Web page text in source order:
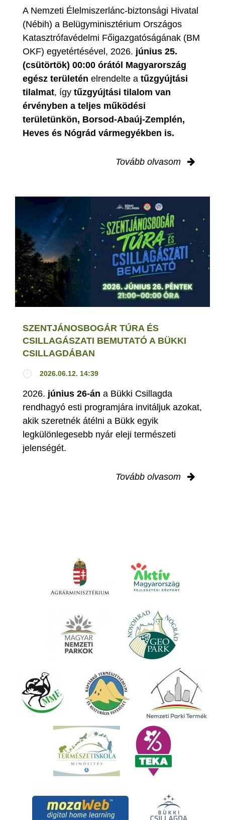
A Nemzeti Élelmiszerlánc-biztonsági Hivatal
(Nébih) a Belügyminisztérium Országos
Katasztrófavédelmi Főigazgatóságának (BM
OKF) egyetértésével, 2026. június 25.
(csütörtök) 00:00 órától Magyarország
egész területén elrendelte a tűzgyújtási
tilalmat, így tűzgyújtási tilalom van
érvényben a teljes működési
területünkön, Borsod-Abaúj-Zemplén,
Heves és Nógrád vármegyékben is.
Tovább olvasom
SZENTJÁNOSBOGÁR TÚRA ÉS
CSILLAGÁSZATI BEMUTATÓ A BÜKKI
CSILLAGDÁBAN
2026.06.12. 14:39
2026. június 26-án a Bükki Csillagda
rendhagyó esti programjára invitáljuk azokat,
akik szeretnék átélni a Bükk egyik
legkülönlegesebb nyár eleji természeti
jelenségét.
Tovább olvasom